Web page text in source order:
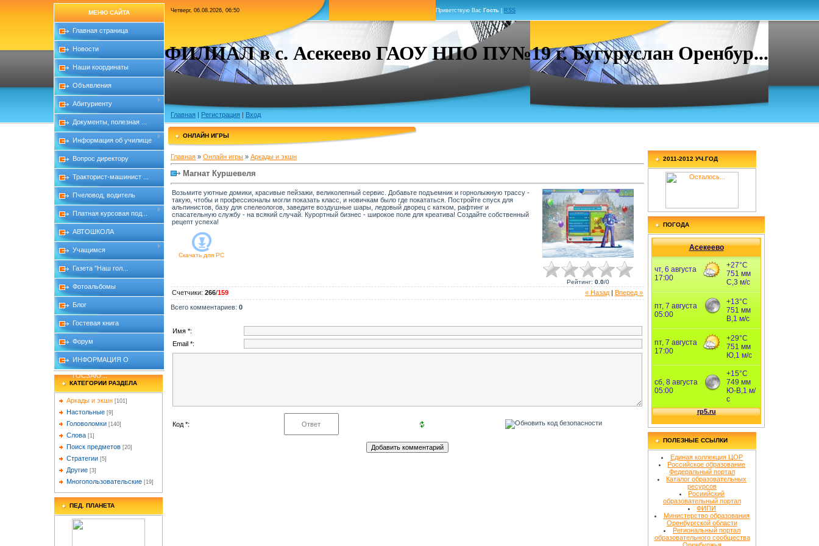
МЕНЮ САЙТА
Главная страница
Новости
Наши координаты
Объявления
Абитуриенту
Документы, полезная ...
Информация об училище
Вопрос директору
Тракторист-машинист ...
Пчеловод, водитель
Платная курсовая под...
АВТОШКОЛА
Учащимся
Газета "Наш гол...
Фотоальбомы
Блог
Гостевая книга
Форум
ИНФОРМАЦИЯ О
ГОСЗАКУ...
КАТЕГОРИИ РАЗДЕЛА
Аркады и экшн [101]
Настольные [9]
Головоломки [140]
Слова [1]
Поиск предметов [20]
Стратегии [5]
Другие [3]
Многопользовательские [19]
ПЕД. ПЛАНЕТА
Четверг, 06.08.2026, 06:50 Приветствую Вас Гость RSS
ФИЛИАЛ в с. Асекеево ГАОУ НПО ПУ№19 г. Бугуруслан Оренбур...
Главная | Регистрация | Вход
ОНЛАЙН ИГРЫ
Главная » Онлайн игры » Аркады и экшн
Магнат Куршевеля
Возьмите уютные домики, красивые пейзажи, великолепный сервис. Добавьте подъемник и горнолыжную трассу -
такую, чтобы и профессионалы могли показать класс, и новичкам было где покататься. Постройте спуск для
альпинистов, базу для спелеологов, заведите воздушные шары, ледовый дворец с катком, рафтинг и
спасательную службу - на всякий случай. Курортный бизнес - широкое поле для креатива! Создайте собственный
рецепт успеха!
Скачать для PC
Рейтинг: 0.0/0
« Назад Вперед »
Счетчики: 266/159
Всего комментариев: 0
Имя *:
Email *:
Код *:
2011-2012 УЧ.ГОД
ПОГОДА
Асекеево
ПОЛЕЗНЫЕ ССЫЛКИ
Единая коллекция ЦОР
Российское образование
Федеральный портал
Каталог образовательных
ресурсов
Росиийский
образовательный портал
ФИПИ
Министерство образования
Оренбургской области
Региональный портал
образовательного сообщества